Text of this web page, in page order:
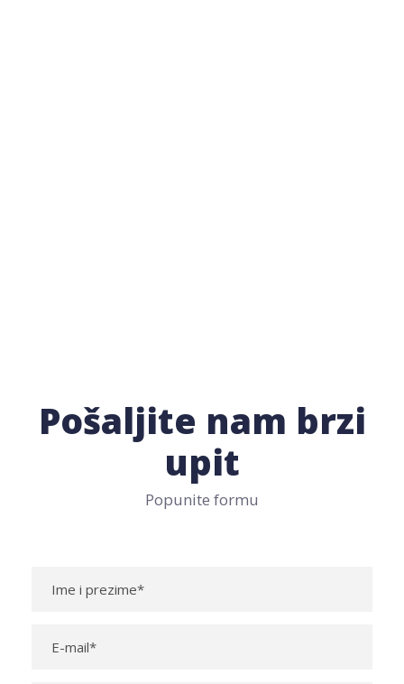
Pošaljite nam brzi
upit
Popunite formu